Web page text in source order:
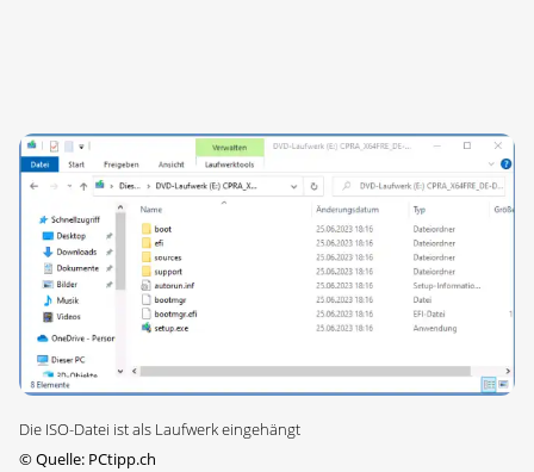
Die ISO-Datei ist als Laufwerk eingehängt
©Quelle: PCtipp.ch